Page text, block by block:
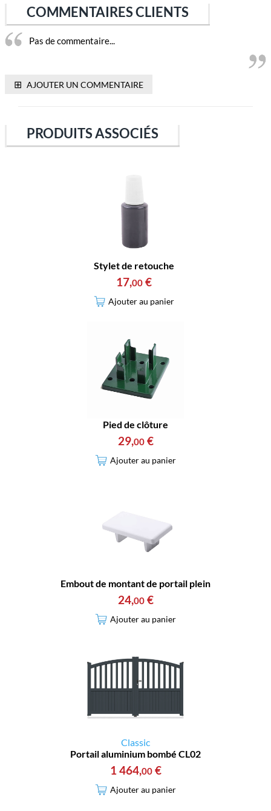
COMMENTAIRES CLIENTS
Pas de commentaire...
⊞ AJOUTER UN COMMENTAIRE
PRODUITS ASSOCIÉS
Stylet de retouche
17,00 €
Ajouter au panier
Pied de clôture
29,00 €
Ajouter au panier
Embout de montant de portail plein
24,00 €
Ajouter au panier
Classic
Portail aluminium bombé CL02
1 464,00 €
Ajouter au panier